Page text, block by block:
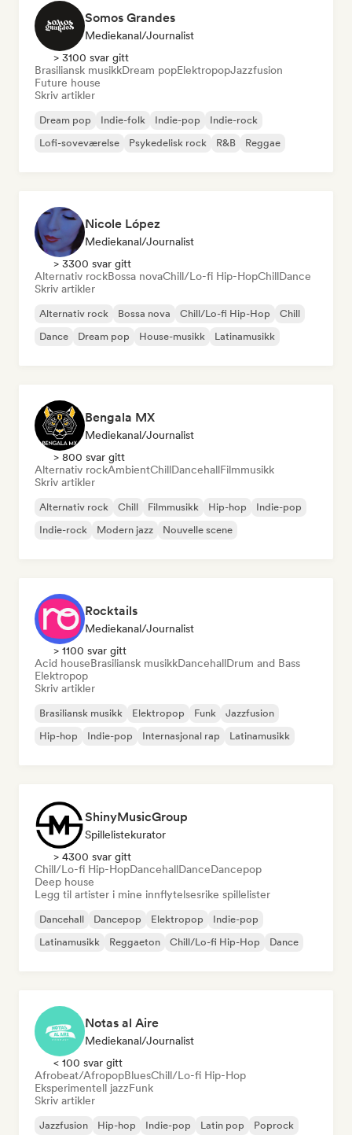
Somos Grandes
Mediekanal/journalist
> 3100 svar gitt
Brasiliansk musikkDream popElektropopJazzfusion
Future house
Skriv artikler
Dream pop Indie-folk Indie-pop
Indie-rock
Lofi-soveværelse
Psykedelisk rock R&B Reggae
Nicole López
Mediekanal/journalist
> 3300 svar gitt
Alternativ rockBossa novaChill/Lo-fi Hip-HopChillDance
Skriv artikler
Alternativ rock Bossa nova Chill/Lo-fi Hip-Hop
Chill
Dance
Dream pop House-musikk Latinamusikk
Bengala MX
Mediekanal/journalist
> 800 svar gitt
Alternativ rockAmbientChillDancehallFilmmusikk
Skriv artikler
Alternativ rock Chill Filmmusikk Hip-hop
Indie-pop
Indie-rock
Modern jazz Nouvelle scene
Rocktails
Mediekanal/journalist
> 1100 svar gitt
Acid houseBrasiliansk musikkDancehallDrum and Bass
Elektropop
Skriv artikler
Brasiliansk musikk Elektropop Funk
Jazzfusion
Hip-hop
Indie-pop Internasjonal rap Latinamusikk
ShinyMusicGroup
Spillelistekurator
> 4300 svar gitt
Chill/Lo-fi Hip-HopDancehallDanceDancepop
Deep house
Legg til artister i mine innflytelsesrike spillelister
Dancehall Dancepop Elektropop
Indie-pop
Latinamusikk
Reggaeton Chill/Lo-fi Hip-Hop Dance
Notas al Aire
Mediekanal/journalist
< 100 svar gitt
Afrobeat/AfropopBluesChill/Lo-fi Hip-Hop
Eksperimentell jazzFunk
Skriv artikler
Jazzfusion Hip-hop Indie-pop Latin pop
Poprock